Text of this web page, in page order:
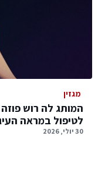
מגזין
המותג לה רוש
לטיפול במראה
30 יולי, 2026